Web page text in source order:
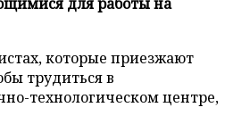
для работы на
которые приезжают
трудиться в
технологическом центре,